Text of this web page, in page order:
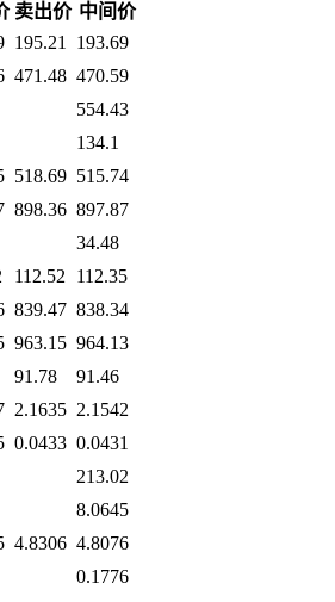
卖出价 中间价
195.21
193.69
471.48 470.59
554.43
134.1
518.69 515.74
898.36 897.87
34.48
112.52
112.35
839.47 838.34
963.15 964.13
91.78
91.46
2.1635 2.1542
0.0433 0.0431
213.02
8.0645
4.8306 4.8076
0.1776